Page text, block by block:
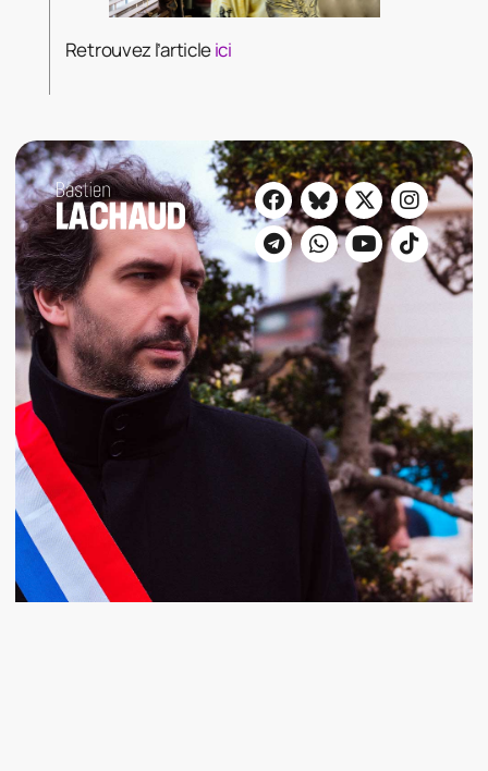
Retrouvez l’articleici